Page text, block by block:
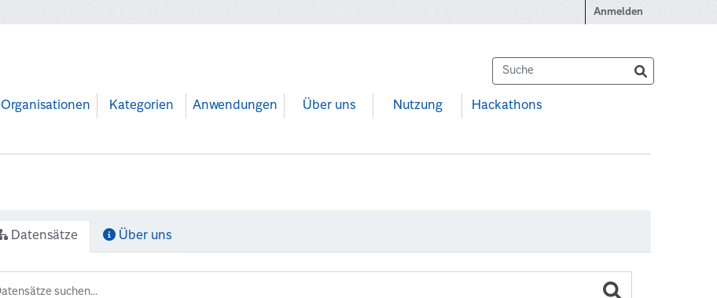
Anmelden
Organisationen Kategorien Anwendungen Über uns Nutzung Hackathons
Datensätze Über uns